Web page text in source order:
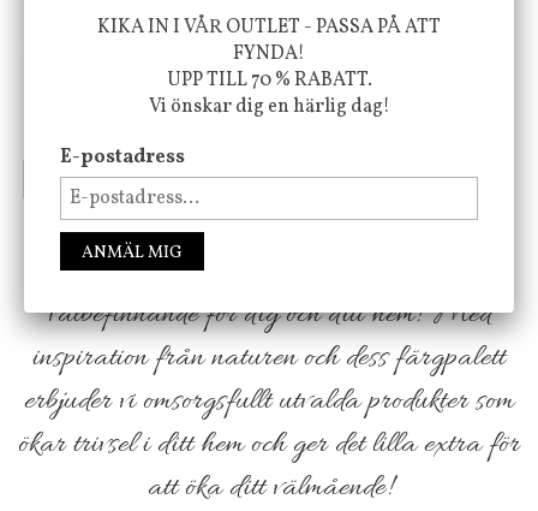
Skål, Hands marmor
INFO KÖP
Nicolas Vahé
Serveringsfat, Ostron,
Stengods
INFO KÖP
Vi vill förmedla känsla, upplevelse och
välbefinnande för dig och ditt hem! Med
inspiration från naturen och dess färgpalett
erbjuder vi omsorgsfullt utvalda produkter som
ökar trivsel i ditt hem och ger det lilla extra för
att öka ditt välmående!
KIKA IN I VÅR OUTLET - PASSA PÅ ATT
FYNDA!
UPP TILL 70 % RABATT.
Vi önskar dig en härlig dag!
E-postadress
ANMÄL MIG